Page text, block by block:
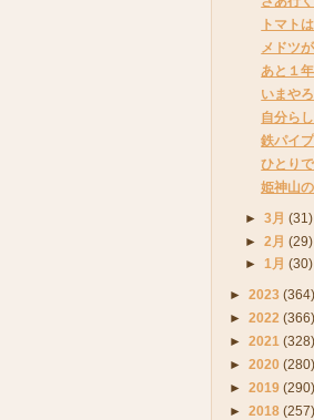
トマト
メドツ
あと１
いまや
自分ら
鉄パイ
ひとり
姫神山
►3月(31)
►2月(29)
► 1月(30)
► 2023 (364)
► 2022 (366)
► 2021 (328)
► 2020 (280)
► 2019 (290)
► 2018 (257)